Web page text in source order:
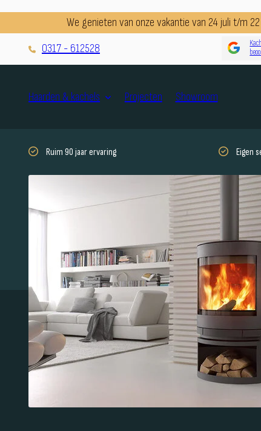
We genieten van onze vakantie van 24 juli t/m
0317 - 612528
Haarden & kachels Projecten Showroom
Ruim 90 jaar ervaring Eigen